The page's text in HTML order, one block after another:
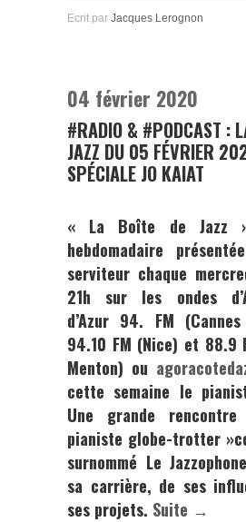
Ecrit par Jacques Lerognon
04 février 2020
#RADIO & #PODCAST :
JAZZ DU 05 FÉVRIER
SPÉCIALE JO KAIAT
« La Boîte de Jazz
hebdomadaire
serviteur chaque
21h sur les ondes d’
d’Azur 94. FM
94.10 FM (Nice) et 88.9
Menton) ou
cette semaine le
Une grande
pianiste globe-trotter
surnommé Le
sa carrière, de ses
ses projets. Suite →